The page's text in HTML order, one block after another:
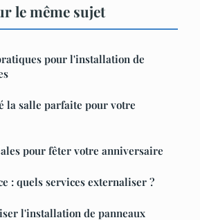
le même sujet
pour l'installation de
la salle parfaite pour votre
pour fêter votre anniversaire
: quels services externaliser ?
l'installation de panneaux